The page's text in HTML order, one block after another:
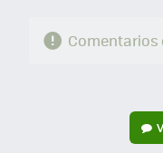
Comentarios